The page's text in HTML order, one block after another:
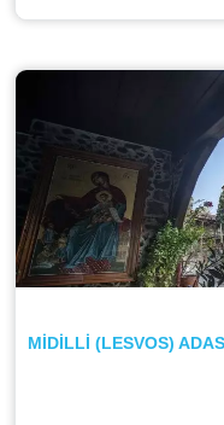
MİDİLLİ (LESVOS)